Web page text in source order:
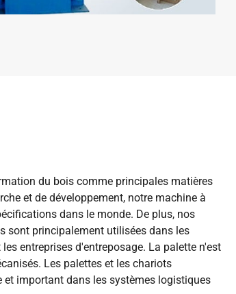
du bois comme principales matières
et de développement, notre machine à
dans le monde. De plus, nos
sont principalement utilisées dans les
entreprises d'entreposage. La palette n'est
Les palettes et les chariots
et important dans les systèmes logistiques